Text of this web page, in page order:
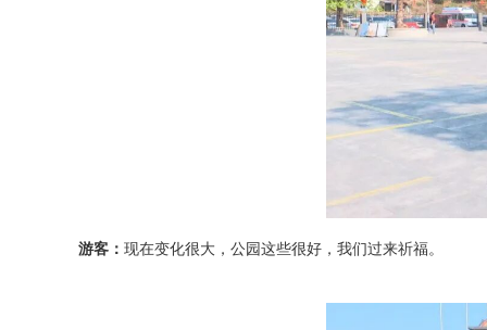
游客： 现在变化很大，公园这些很好，我们过来祈福。